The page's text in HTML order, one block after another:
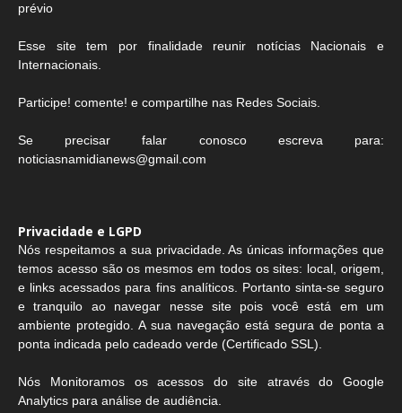
prévio
Esse site tem por finalidade reunir notícias Nacionais e
Internacionais.
Participe! comente! e compartilhe nas Redes Sociais.
Se precisar falar conosco escreva para:
noticiasnamidianews@gmail.com
Privacidade e LGPD
Nós respeitamos a sua privacidade. As únicas informações que
temos acesso são os mesmos em todos os sites: local, origem,
e links acessados para fins analíticos. Portanto sinta-se seguro
e tranquilo ao navegar nesse site pois você está em um
ambiente protegido. A sua navegação está segura de ponta a
ponta indicada pelo cadeado verde (Certificado SSL).
Nós Monitoramos os acessos do site através do Google
Analytics para análise de audiência.